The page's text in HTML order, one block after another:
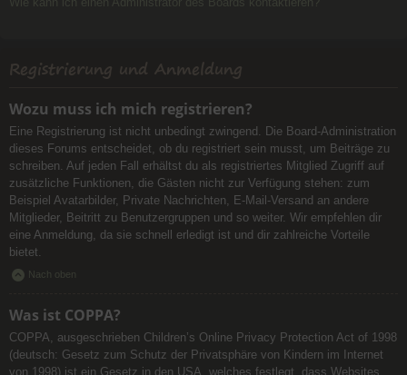
Registrierung und Anmeldung
Wozu muss ich mich registrieren?
Eine Registrierung ist nicht unbedingt zwingend. Die Board-Administration
dieses Forums entscheidet, ob du registriert sein musst, um Beiträge zu
schreiben. Auf jeden Fall erhältst du als registriertes Mitglied Zugriff auf
zusätzliche Funktionen, die Gästen nicht zur Verfügung stehen: zum
Beispiel Avatarbilder, Private Nachrichten, E-Mail-Versand an andere
Mitglieder, Beitritt zu Benutzergruppen und so weiter. Wir empfehlen dir
eine Anmeldung, da sie schnell erledigt ist und dir zahlreiche Vorteile
bietet.
Nach oben
Was ist COPPA?
COPPA, ausgeschrieben Children’s Online Privacy Protection Act of 1998
(deutsch: Gesetz zum Schutz der Privatsphäre von Kindern im Internet
von 1998) ist ein Gesetz in den USA, welches festlegt, dass Websites,